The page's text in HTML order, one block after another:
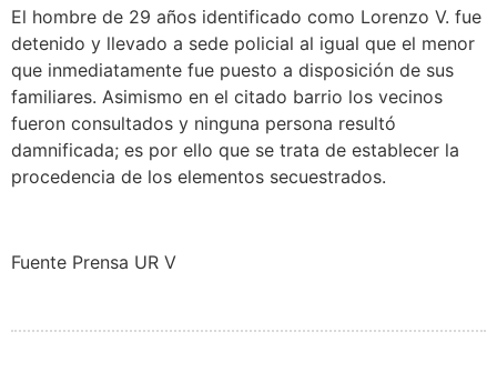
El hombre de 29 años identificado como Lorenzo V. fue
detenido y llevado a sede policial al igual que el menor
que inmediatamente fue puesto a disposición de sus
familiares. Asimismo en el citado barrio los vecinos
fueron consultados y ninguna persona resultó
damnificada; es por ello que se trata de establecer la
procedencia de los elementos secuestrados.
Fuente Prensa UR V